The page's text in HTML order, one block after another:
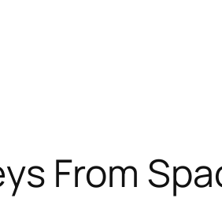
From